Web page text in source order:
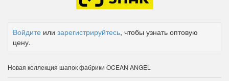
Войдите или зарегистрируйтесь, чтобы узнать оптовую
цену.
Новая коллекция шапок фабрики OCEAN ANGEL